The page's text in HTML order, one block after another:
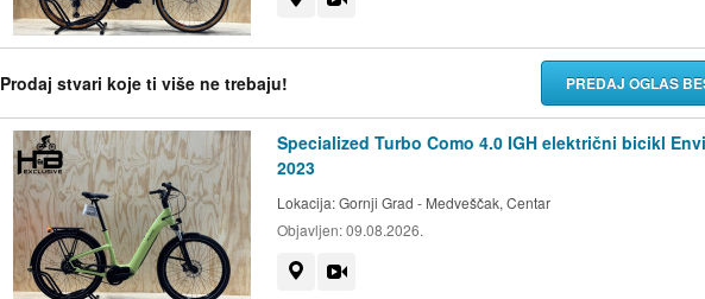
Prodaj stvari koje ti više ne trebaju! PREDAJ OGLAS
Specialized Turbo Como 4.0 IGH električni bicikl
2023
Lokacija:Gornji Grad - Medveščak, Centar
Objavljen:09.08.2026.